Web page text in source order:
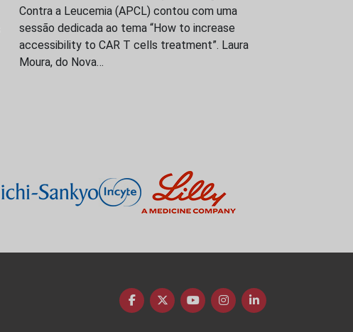
Contra a Leucemia (APCL) contou com uma
sessão dedicada ao tema “How to increase
accessibility to CAR T cells treatment”. Laura
Moura, do Nova…